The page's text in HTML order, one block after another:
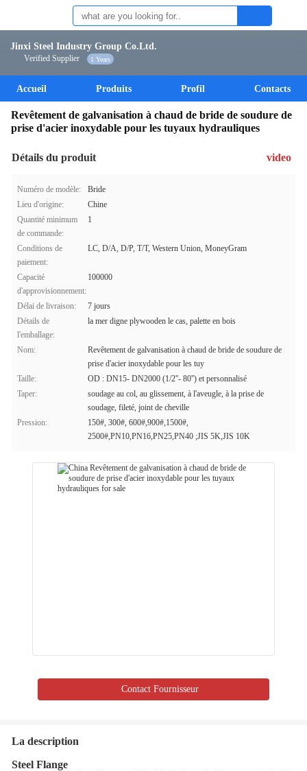
Jinxi Steel Industry Group Co.Ltd.
Verified Supplier 1 Years
Accueil Produits Profil Contacts
Revêtement de galvanisation à chaud de bride de soudure de
prise d'acier inoxydable pour les tuyaux hydrauliques
Détails du produit video
Numéro de modèle:
Bride
Lieu d'origine:
Chine
Quantité minimum
de commande:
1
Conditions de
paiement:
LC, D/A, D/P, T/T, Western Union, MoneyGram
Capacité
d'approvisionnement:
100000
Délai de livraison:
7 jours
Détails de
l'emballage:
la mer digne plywooden le cas, palette en bois
Nom:
Revêtement de galvanisation à chaud de bride de soudure de
prise d'acier inoxydable pour les tuy
Taille:
OD : DN15- DN2000 (1/2''- 80'') et personnalisé
Taper:
soudage au col, au glissement, à l'aveugle, à la prise de
soudage, fileté, joint de cheville
Pression:
150#, 300#, 600#,900#,1500#,
2500#,PN10,PN16,PN25,PN40 ;JIS 5K,JIS 10K
Contact Fournisseur
La description
Steel Flange